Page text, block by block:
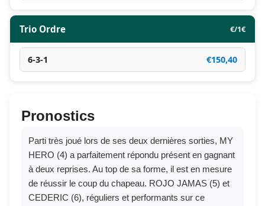
Trio Ordre €/1€
6-3-1 €150,40
Pronostics
Parti très joué lors de ses deux dernières sorties, MY
HERO (4) a parfaitement répondu présent en gagnant
à deux reprises. Au top de sa forme, il est en mesure
de réussir le coup du chapeau. ROJO JAMAS (5) et
CEDERIC (6), réguliers et performants sur ce